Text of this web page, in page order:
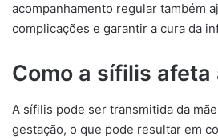
acompanhamento regular também
complicações e garantir a cura da
Como a sífilis afeta
A sífilis pode ser transmitida da
gestação, o que pode resultar em